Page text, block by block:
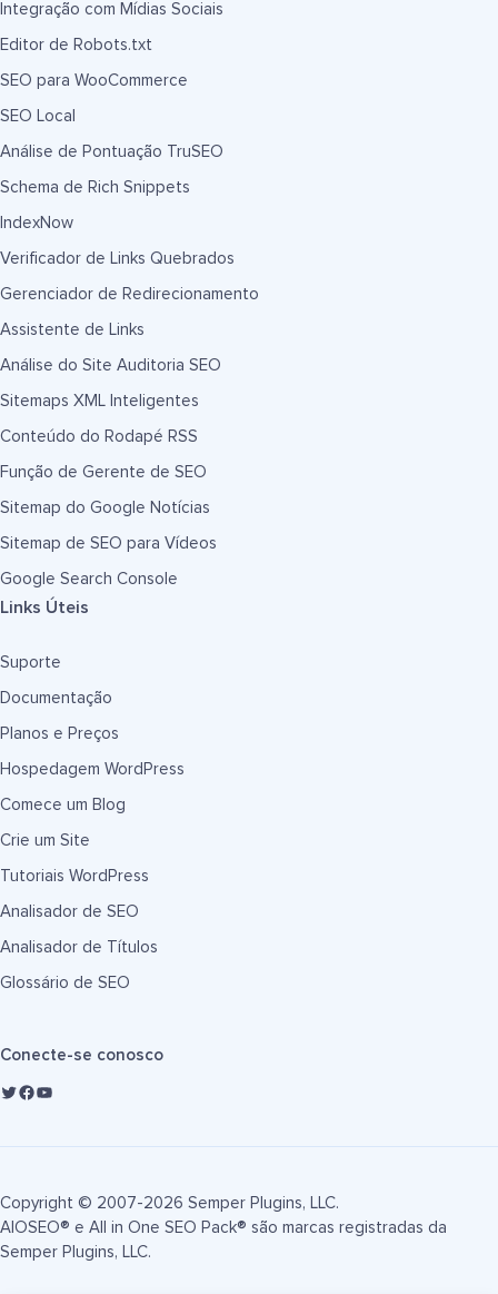
Integração com Mídias Sociais
Editor de Robots.txt
SEO para WooCommerce
SEO Local
Análise de Pontuação TruSEO
Schema de Rich Snippets
IndexNow
Verificador de Links Quebrados
Gerenciador de Redirecionamento
Assistente de Links
Análise do Site Auditoria SEO
Sitemaps XML Inteligentes
Conteúdo do Rodapé RSS
Função de Gerente de SEO
Sitemap do Google Notícias
Sitemap de SEO para Vídeos
Google Search Console
Links Úteis
Suporte
Documentação
Planos e Preços
Hospedagem WordPress
Comece um Blog
Crie um Site
Tutoriais WordPress
Analisador de SEO
Analisador de Títulos
Glossário de SEO
Conecte-se conosco
Copyright © 2007-2026 Semper Plugins, LLC.
AIOSEO® e All in One SEO Pack® são marcas registradas da
Semper Plugins, LLC.